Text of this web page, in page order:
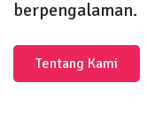
berpengalaman.
Tentang Kami